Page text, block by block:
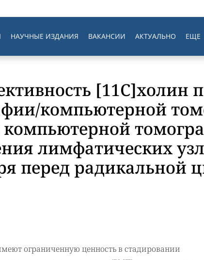
НАУЧНЫЕ ИЗДАНИЯ ВАКАНСИИ АКТУАЛЬНО ЕЩЕ
[11C]холин
компьютерной
лимфатических
перед радикальной
ограниченную ценность в стадировании